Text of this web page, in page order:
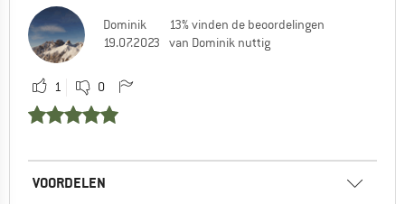
Dominik
19.07.2023
13% vinden de beoordelingen
van Dominik nuttig
1 0
VOORDELEN